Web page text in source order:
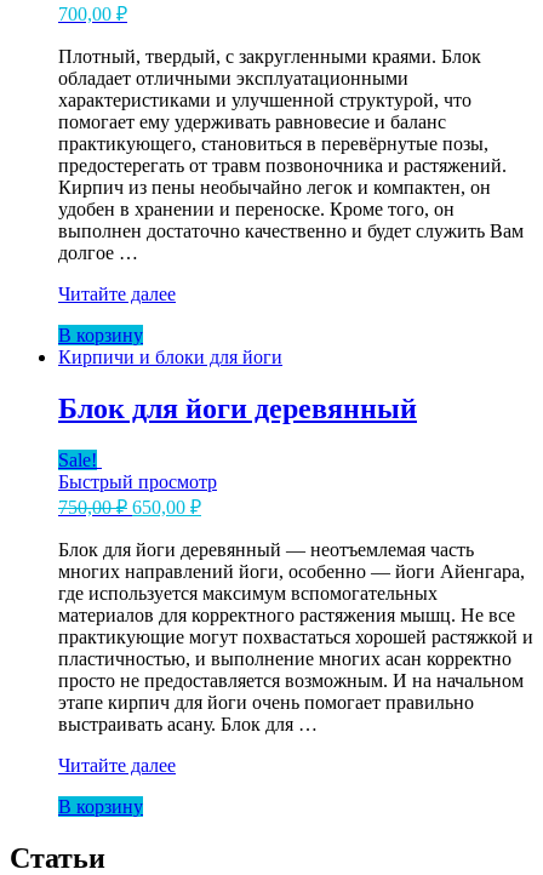
700,00 ₽
Плотный, твердый, с закругленными краями. Блок
обладает отличными эксплуатационными
характеристиками и улучшенной структурой, что
помогает ему удерживать равновесие и баланс
практикующего, становиться в перевёрнутые позы,
предостерегать от травм позвоночника и растяжений.
Кирпич из пены необычайно легок и компактен, он
удобен в хранении и переноске. Кроме того, он
выполнен достаточно качественно и будет служить Вам
долгое …
Кирпич
йоги
из
пены
Читайте далее
В корзину
Кирпичи и блоки для йоги
Блок для йоги деревянный
Sale!
Быстрый просмотр
750,00₽ Первоначальная
составляла
750,00 ₽.
650,00 ₽Текущая
650,00 ₽.
Блок для йоги деревянный — неотъемлемая часть
многих направлений йоги, особенно — йоги Айенгара,
где используется максимум вспомогательных
материалов для корректного растяжения мышц. Не все
практикующие могут похвастаться хорошей растяжкой и
пластичностью, и выполнение многих асан корректно
просто не предоставляется возможным. И на начальном
этапе кирпич для йоги очень помогает правильно
выстраивать асану. Блок для …
Блок
йоги
Читайте далее
В корзину
Статьи